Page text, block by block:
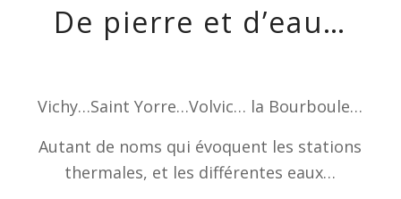
De pierre et d’eau…
Vichy…Saint Yorre…Volvic… la Bourboule…
Autant de noms qui évoquent les stations
thermales, et les différentes eaux…